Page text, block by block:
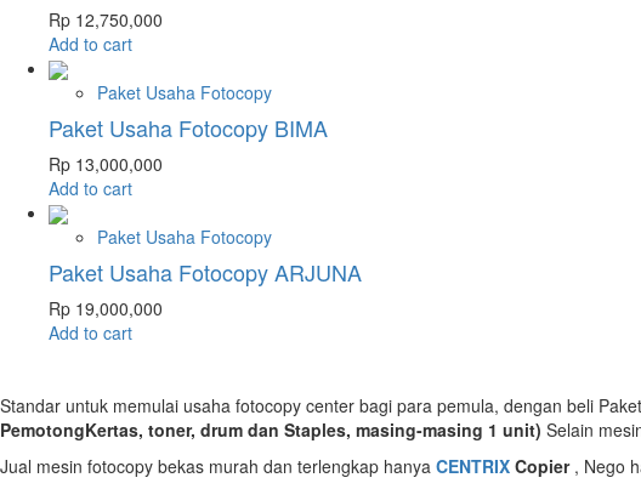
Rp 12,750,000
Add to cart
Paket Usaha Fotocopy
Paket Usaha Fotocopy BIMA
Rp 13,000,000
Add to cart
Paket Usaha Fotocopy
Paket Usaha Fotocopy ARJUNA
Rp 19,000,000
Add to cart
Standar untuk memulai usaha fotocopy center bagi para pemula, dengan beli
PemotongKertas, toner, drum dan Staples, masing-masing 1 unit) Selain
Jual mesin fotocopy bekas murah dan terlengkap hanya CENTRIX Copier , Nego